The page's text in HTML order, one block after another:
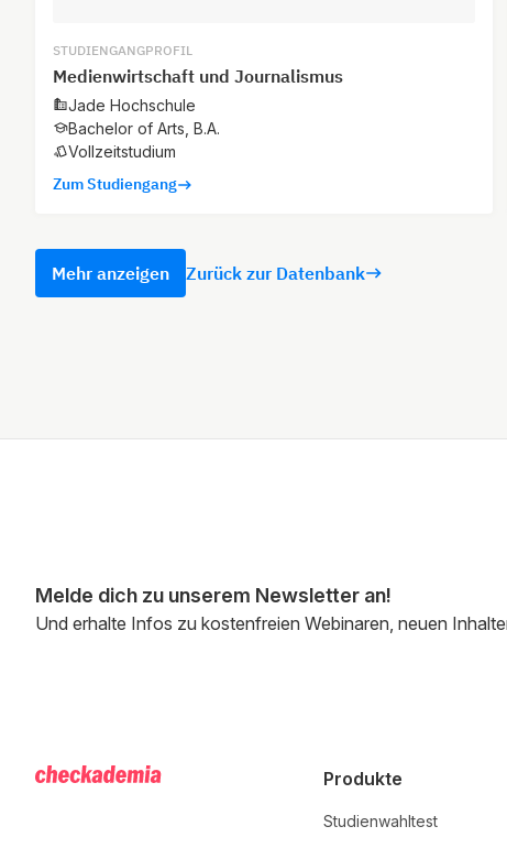
STUDIENGANGPROFIL
Medienwirtschaft und Journalismus
Jade Hochschule
Bachelor of Arts, B.A.
Vollzeitstudium
Zum Studiengang
Mehr anzeigen Zurück zur Datenbank
Melde dich zu unserem Newsletter an!
Und erhalte Infos zu kostenfreien Webinaren, neuen
Produkte
Studienwahltest